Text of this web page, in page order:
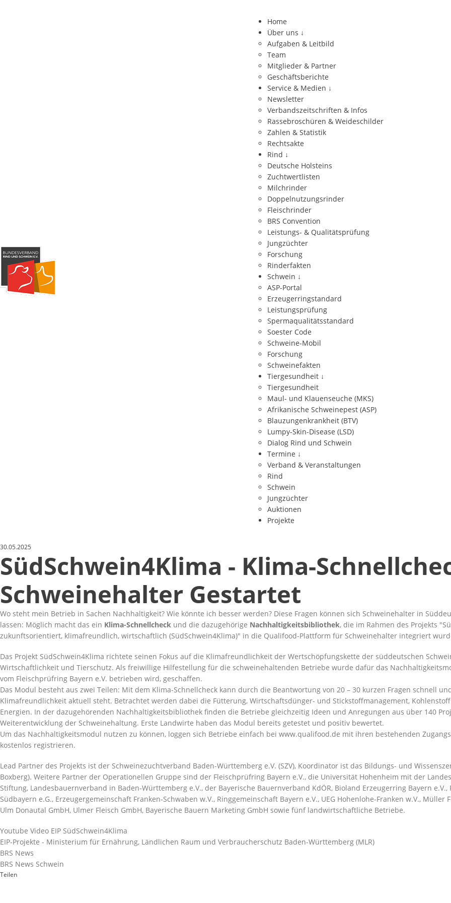
Home
Über uns ↓
Aufgaben & Leitbild
Team
Mitglieder & Partner
Geschäftsberichte
Service & Medien ↓
Newsletter
Verbandszeitschriften & Infos
Rassebroschüren & Weideschilder
Zahlen & Statistik
Rechtsakte
Rind ↓
Deutsche Holsteins
Zuchtwertlisten
Milchrinder
Doppelnutzungsrinder
Fleischrinder
BRS Convention
Leistungs- & Qualitätsprüfung
Jungzüchter
Forschung
Rinderfakten
Schwein ↓
ASP-Portal
Erzeugerringstandard
Leistungsprüfung
Spermaqualitätsstandard
Soester Code
Schweine-Mobil
Forschung
Schweinefakten
Tiergesundheit ↓
Tiergesundheit
Maul- und Klauenseuche (MKS)
Afrikanische Schweinepest (ASP)
Blauzungenkrankheit (BTV)
Lumpy-Skin-Disease (LSD)
Dialog Rind und Schwein
Termine ↓
Verband & Veranstaltungen
Rind
Schwein
Jungzüchter
Auktionen
Projekte
30.05.2025
SüdSchwein4Klima - Klima-
Schweinehalter Gestartet
Wo steht mein Betrieb in Sachen Nachhaltigkeit? Wie könnte ich besser werden? Diese Fragen können sich Schweinehalter in
lassen: Möglich macht das ein Klima-Schnellcheck und die dazugehörige Nachhaltigkeitsbibliothek, die im Rahmen des Projekts
zukunftsorientiert, klimafreundlich, wirtschaftlich (SüdSchwein4Klima) in die Qualifood-Plattform für Schweinehalter integriert
Das Projekt SüdSchwein4Klima richtete seinen Fokus auf die Klimafreundlichkeit der Wertschöpfungskette der süddeutschen
Wirtschaftlichkeit und Tierschutz. Als freiwillige Hilfestellung für die schweinehaltenden Betriebe wurde dafür das
vom Fleischprüfring Bayern e.V. betrieben wird, geschaffen.
Das Modul besteht aus zwei Teilen: Mit dem Klima-Schnellcheck kann durch die Beantwortung von 20 – 30 kurzen Fragen schnell
Klimafreundlichkeit aktuell steht. Betrachtet werden dabei die Fütterung, Wirtschaftsdünger- und Stickstoffmanagement,
Energien. In der dazugehörenden Nachhaltigkeitsbibliothek finden die Betriebe gleichzeitig Ideen und Anregungen aus über 140
Weiterentwicklung der Schweinehaltung. Erste Landwirte haben das Modul bereits getestet und positiv bewertet.
Um das Nachhaltigkeitsmodul nutzen zu können, loggen sich Betriebe einfach bei www.qualifood.de mit ihren bestehenden
kostenlos registrieren.
Lead Partner des Projekts ist der Schweinezuchtverband Baden-Württemberg e.V. (SZV), Koordinator ist das Bildungs- und
Boxberg). Weitere Partner der Operationellen Gruppe sind der Fleischprüfring Bayern e.V., die Universität Hohenheim mit der
Stiftung, Landesbauernverband in Baden-Württemberg e.V., der Bayerische Bauernverband KdÖR, Bioland Erzeugerring Bayern
Südbayern e.G., Erzeugergemeinschaft Franken-Schwaben w.V., Ringgemeinschaft Bayern e.V., UEG Hohenlohe-Franken w.V.,
Ulm Donautal GmbH, Ulmer Fleisch GmbH, Bayerische Bauern Marketing GmbH sowie fünf landwirtschaftliche Betriebe.
Youtube Video EIP SüdSchwein4Klima
EIP-Projekte - Ministerium für Ernährung, Ländlichen Raum und Verbraucherschutz Baden-Württemberg (MLR)
BRS News
BRS News Schwein
Teilen